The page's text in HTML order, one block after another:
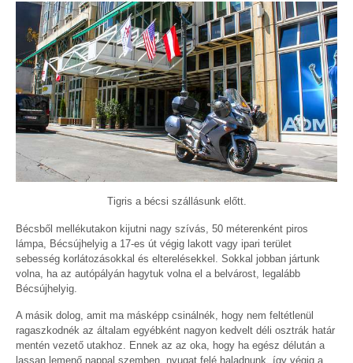
Tigris a bécsi szállásunk előtt.
Bécsből mellékutakon kijutni nagy szívás, 50 méterenként piros
lámpa, Bécsújhelyig a 17-es út végig lakott vagy ipari terület
sebesség korlátozásokkal és elterelésekkel. Sokkal jobban jártunk
volna, ha az autópályán hagytuk volna el a belvárost, legalább
Bécsújhelyig.
A másik dolog, amit ma másképp csinálnék, hogy nem feltétlenül
ragaszkodnék az általam egyébként nagyon kedvelt déli osztrák határ
mentén vezető utakhoz. Ennek az az oka, hogy ha egész délután a
lassan lemenő nappal szemben, nyugat felé haladnunk, így végig a